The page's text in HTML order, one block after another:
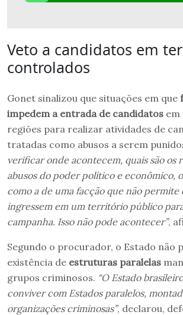
Veto a candidatos em
controlados
Gonet sinalizou que situações em que
impedem a entrada de candidatos em
regiões para realizar atividades de
tratadas como abusos a serem
verificar onde acontecem, quais são os
abusos do poder político e econômico,
como a de uma facção que não permite
ingressem em um território público
campanha. Isso não pode acontecer”,
Segundo o procurador, o Estado não
existência de estruturas paralelas
grupos criminosos. “O Estado
conviver com Estados paralelos,
organizações criminosas”, declarou,